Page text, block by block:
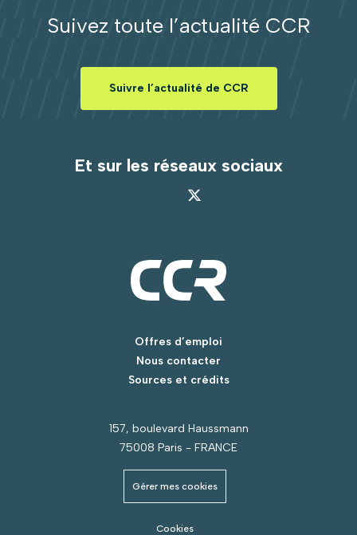
Suivez toute l’actualité CCR
Suivre l’actualité de CCR
Et sur les réseaux sociaux
Offres d’emploi
Nous contacter
Sources et crédits
157, boulevard Haussmann
75008 Paris - FRANCE
Gérer mes cookies
Cookies